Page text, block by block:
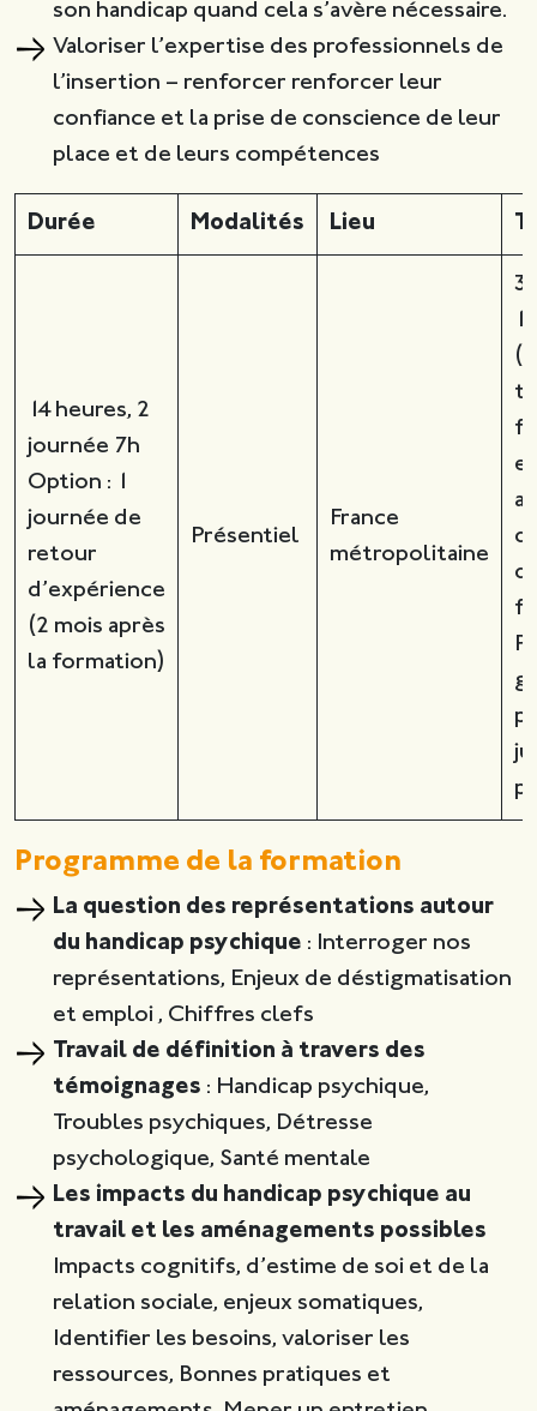
son handicap quand cela s’avère nécessaire.
Valoriser l’expertise des professionnels de
l’insertion – renforcer renforcer leur
confiance et la prise de conscience de leur
place et de leurs compétences
Durée Modalités Lieu
14 heures, 2
journée 7h
Option : 1
journée de
retour
d’expérience
(2 mois après
la formation)
Présentiel
France
métropolitaine
Programme de la formation
La question des représentations autour
du handicap psychique : Interroger nos
représentations, Enjeux de déstigmatisation
et emploi , Chiffres clefs
Travail de définition à travers des
témoignages : Handicap psychique,
Troubles psychiques, Détresse
psychologique, Santé mentale
Les impacts du handicap psychique au
travail et les aménagements possibles
Impacts cognitifs, d’estime de soi et de la
relation sociale, enjeux somatiques,
Identifier les besoins, valoriser les
ressources, Bonnes pratiques et